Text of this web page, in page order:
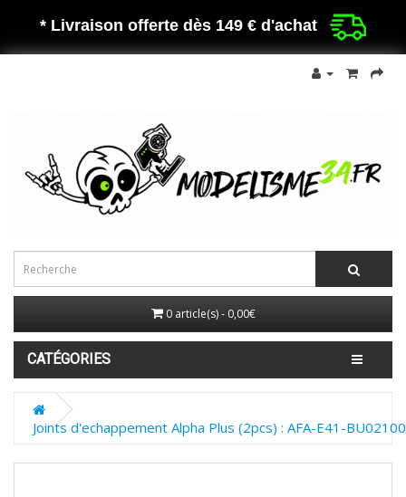
* Livraison offerte dès 149 € d'achat
0 article(s) - 0,00€
CATÉGORIES
Joints d'echappement Alpha Plus (2pcs) : AFA-E41-BU02100